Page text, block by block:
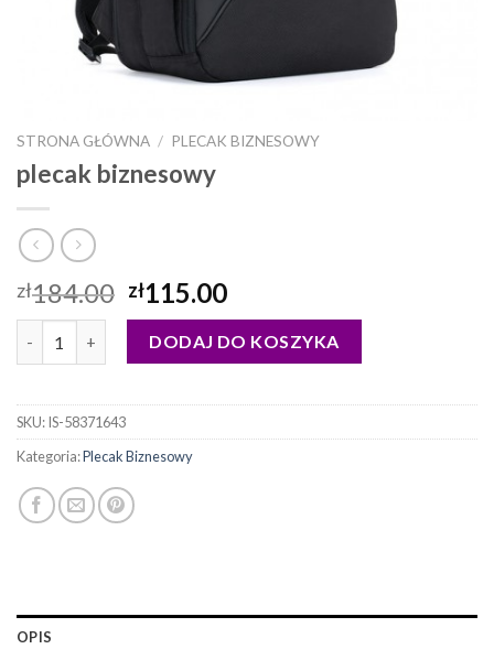
STRONA GŁÓWNA / PLECAK BIZNESOWY
plecak biznesowy
zł184.00 zł115.00
ilość plecak biznesowyDODAJ DO KOSZYKA
SKU:IS-58371643
Kategoria:Plecak Biznesowy
OPIS